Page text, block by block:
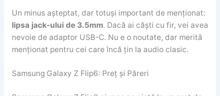
Un minus așteptat, dar totuși important de menționat:
lipsa jack-ului de 3.5mm. Dacă ai căști cu fir, vei avea
nevoie de adaptor USB-C. Nu e o noutate, dar merită
menționat pentru cei care încă țin la audio clasic.
Samsung Galaxy Z Flip6: Preț și Păreri